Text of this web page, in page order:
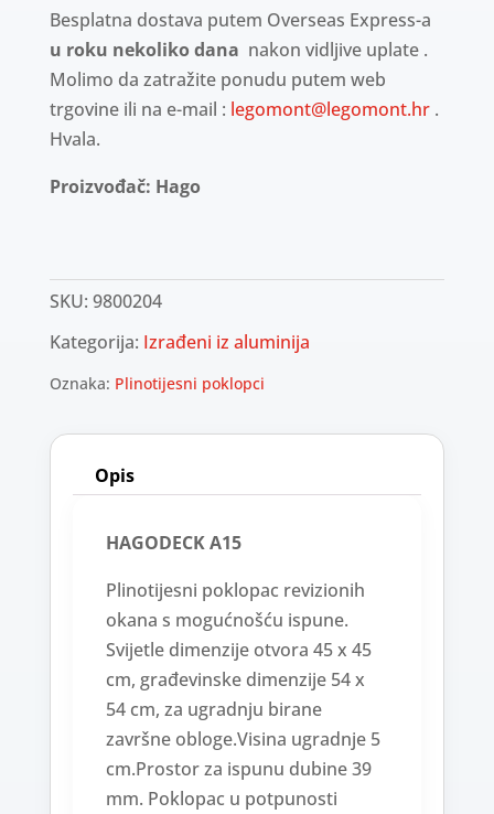
Besplatna dostava putem Overseas Express-a
u roku nekoliko dana nakon vidljive uplate .
Molimo da zatražite ponudu putem web
trgovine ili na e-mail : legomont@legomont.hr.
Hvala.
Proizvođač: Hago
SKU: 9800204
Kategorija: Izrađeni iz aluminija
Oznaka: Plinotijesni poklopci
Opis
HAGODECK A15
Plinotijesni poklopac revizionih
okana s mogućnošću ispune.
Svijetle dimenzije otvora 45 x 45
cm, građevinske dimenzije 54 x
54 cm, za ugradnju birane
završne obloge.Visina ugradnje 5
cm.Prostor za ispunu dubine 39
mm. Poklopac u potpunosti